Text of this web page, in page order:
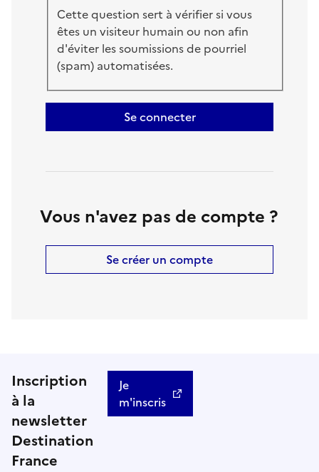
Cette question sert à vérifier si vous
êtes un visiteur humain ou non afin
d'éviter les soumissions de pourriel
(spam) automatisées.
Se connecter
Vous n'avez pas de compte ?
Se créer un compte
Inscription
à la
newsletter
Destination
France
Je
m'inscris